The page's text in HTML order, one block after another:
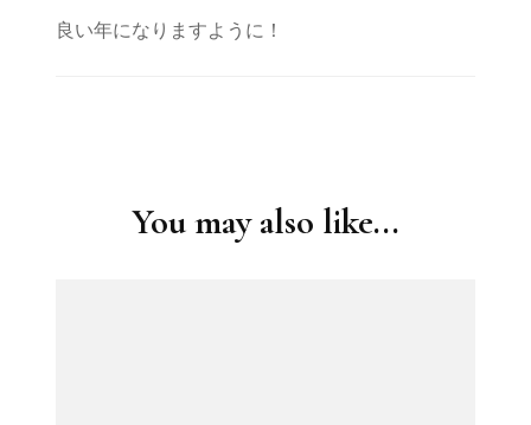
良い年になりますように！
You may also like...